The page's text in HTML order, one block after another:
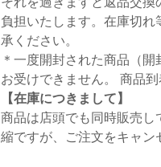
負担いたします。在庫切
承ください。
＊一度開封された商品（
お受けできません。 商品
【在庫につきまして】
商品は店頭でも同時販売
縮ですが、ご注文をキャン